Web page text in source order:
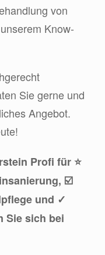
von
Know-
Sie gerne und
Angebot.
Profi für ⭐
☑️
und ✓
Sie sich bei